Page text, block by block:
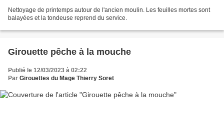
Nettoyage de printemps autour de l'ancien moulin. Les feuilles mortes sont
balayées et la tondeuse reprend du service.
Girouette pêche à la mouche
Publié le 12/03/2023 à 02:22
Par Girouettes du Mage Thierry Soret